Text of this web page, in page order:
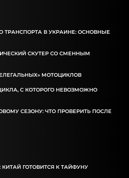
ТРАНСПОРТА В УКРАИНЕ: ОСНОВНЫЕ
СКУТЕР СО СМЕННЫМ
МОТОЦИКЛОВ
С КОТОРОГО НЕВОЗМОЖНО
СЕЗОНУ: ЧТО ПРОВЕРИТЬ ПОСЛЕ
ГОТОВИТСЯ К ТАЙФУНУ